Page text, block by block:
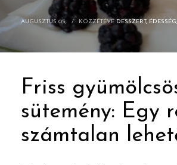
AUGUSZTUS 05, / KÖZZÉTÉVE DESSZERT, ÉDESSÉG,
Friss
sütemény: Egy
számtalan